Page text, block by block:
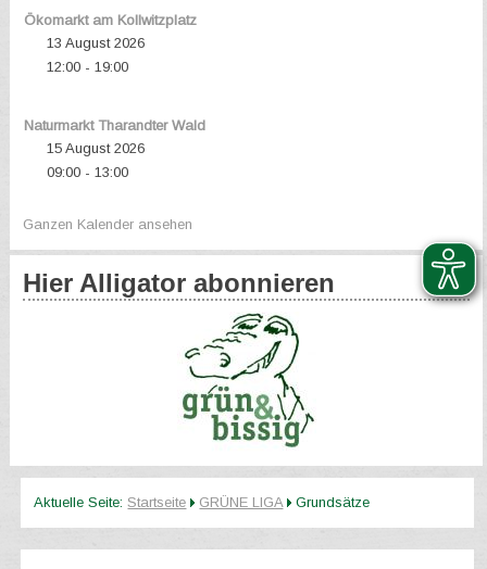
Ökomarkt am Kollwitzplatz
13 August 2026
12:00- 19:00
Naturmarkt Tharandter Wald
15 August 2026
09:00- 13:00
Ganzen Kalender ansehen
Hier Alligator abonnieren
Aktuelle Seite:Startseite GRÜNE LIGA Grundsätze